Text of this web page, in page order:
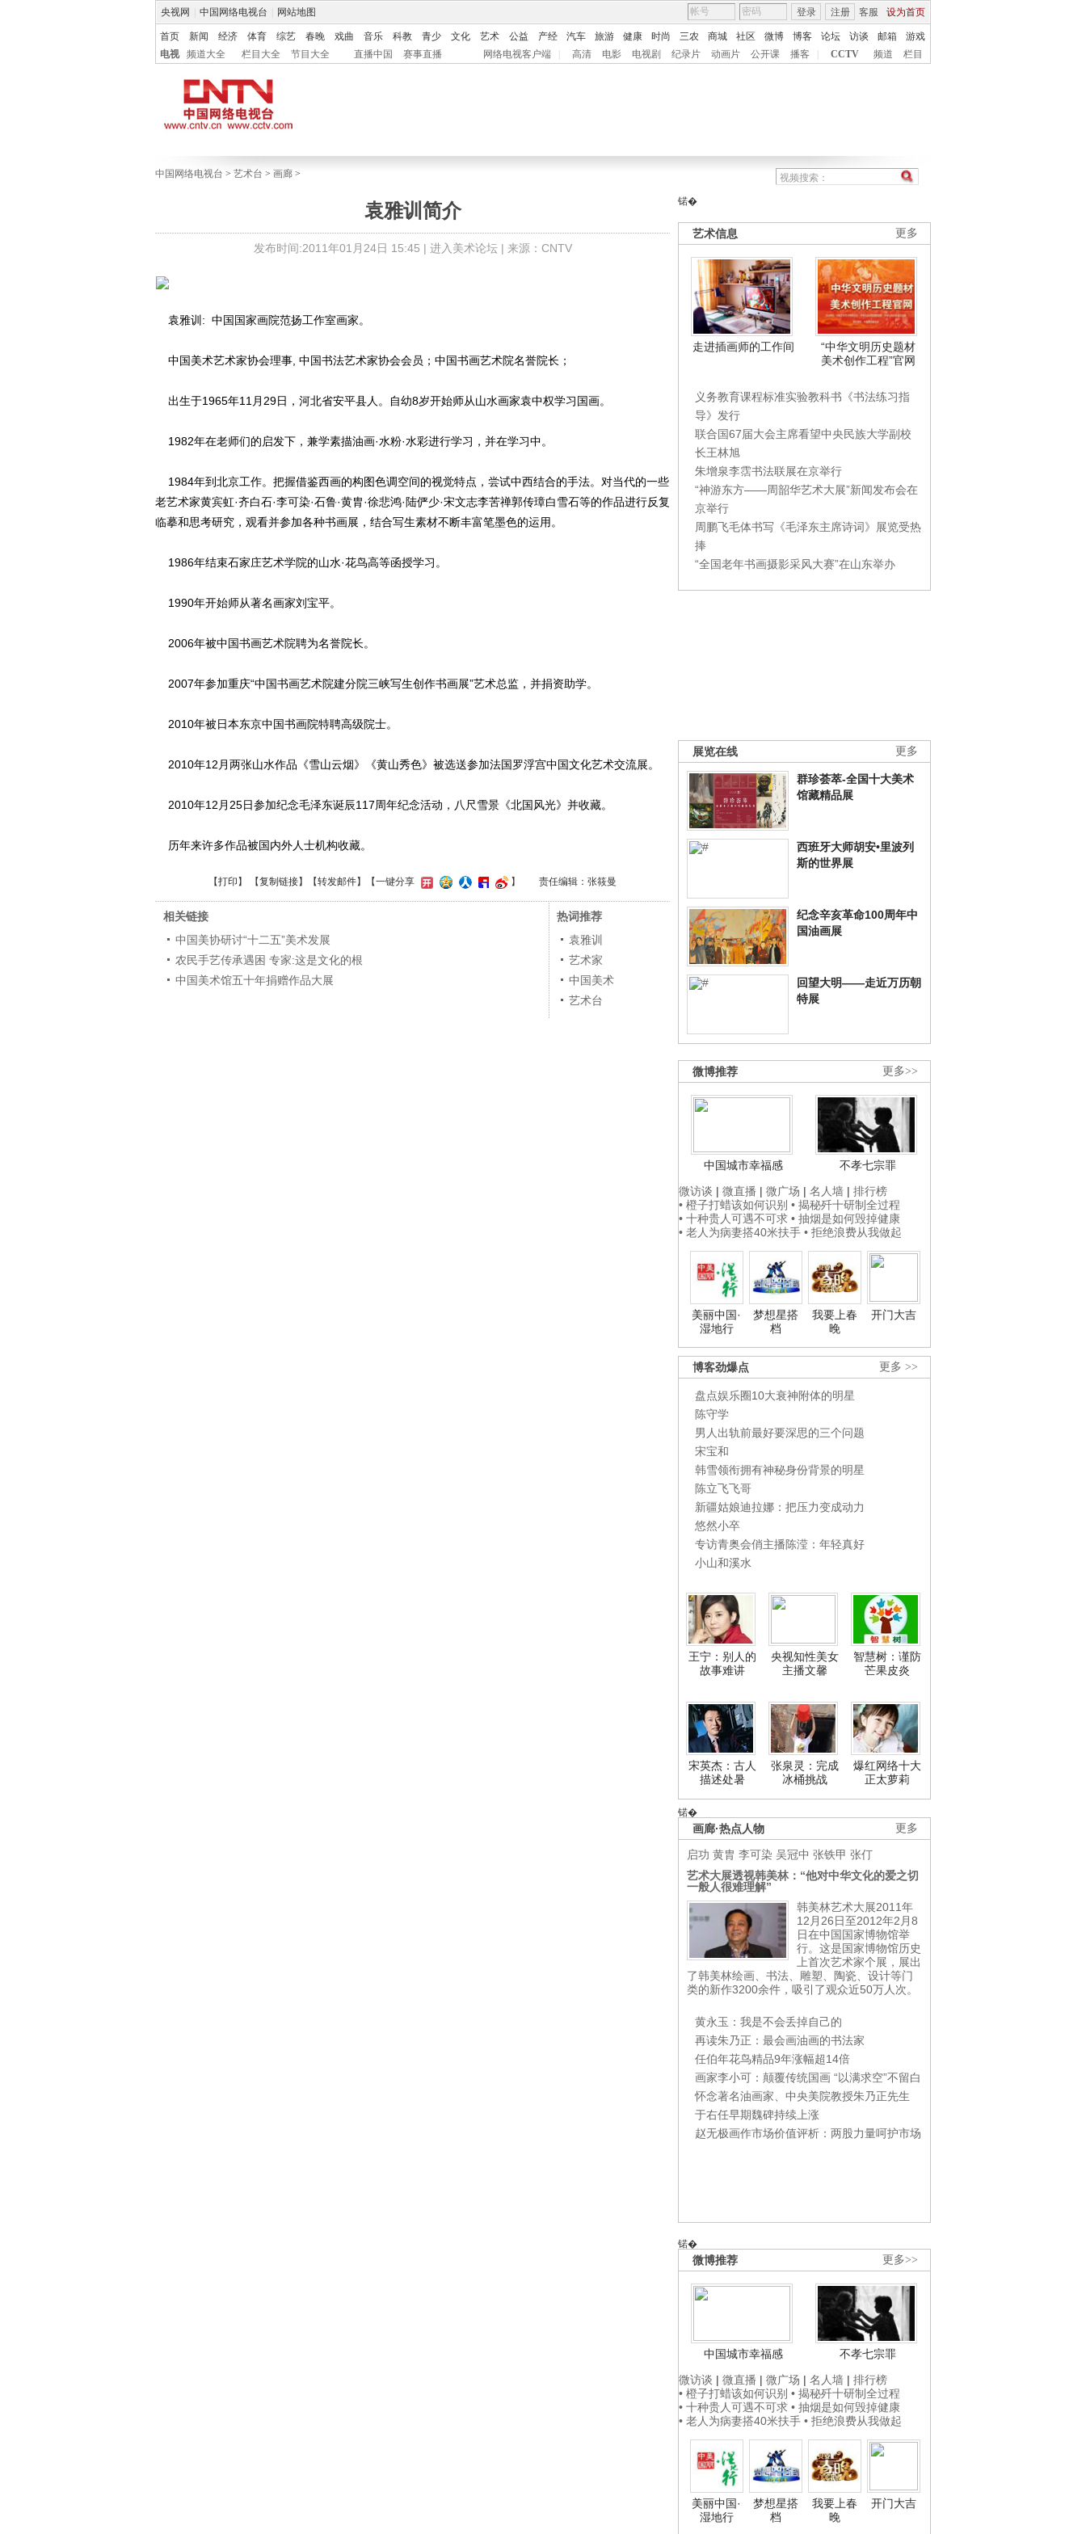
央视网 中国网络电视台 网站地图 客服 设为首页
登录 注册
首页 新闻 经济 体育 综艺 春晚 戏曲 音乐 科教 青少 文化 艺术 公益 产经 汽车 旅游 健康 时尚 三农 商城 社区 微博 博客 论坛 访谈 邮箱
游戏
电视
频道大全 栏目大全 节目大全 直播中国 赛事直播 网络电视客户端 高清 电影 电视剧 纪录片 动画片 公开课 播客 CCTV 频道 栏目
中国网络电视台 > 艺术台 > 画廊 >
袁雅训简介
发布时间:2011年01月24日 15:45 | 进入美术论坛| 来源：CNTV
锘�
更多
艺术信息
走进插画师的工作间
“中华文明历史题材
美术创作工程”官网
义务教育课程标准实验教科书《书法练习指
导》发行
联合国67届大会主席看望中央民族大学副校
长王林旭
朱增泉李霑书法联展在京举行
“神游东方——周韶华艺术大展”新闻发布会在
京举行
周鹏飞毛体书写《毛泽东主席诗词》展览受热
捧
“全国老年书画摄影采风大赛”在山东举办
更多
展览在线
群珍荟萃-全国十大美术
馆藏精品展
西班牙大师胡安•里波列
斯的世界展
纪念辛亥革命100周年中
国油画展
回望大明——走近万历朝
特展
更多>>
微博推荐
中国城市幸福感
不孝七宗罪
微访谈 | 微直播 | 微广场 | 名人墙 | 排行榜
• 橙子打蜡该如何识别 • 揭秘歼十研制全过程
• 十种贵人可遇不可求 • 抽烟是如何毁掉健康
• 老人为病妻搭40米扶手 • 拒绝浪费从我做起
美丽中国·
湿地行
梦想星搭
档
我要上春
晚
开门大吉
更多 >>
博客劲爆点
盘点娱乐圈10大衰神附体的明星
陈守学
男人出轨前最好要深思的三个问题
宋宝和
韩雪领衔拥有神秘身份背景的明星
陈立飞飞哥
新疆姑娘迪拉娜：把压力变成动力
悠然小卒
专访青奥会俏主播陈滢：年轻真好
小山和溪水
王宁：别人的
故事难讲
央视知性美女
主播文馨
智慧树：谨防
芒果皮炎
宋英杰：古人
描述处暑
张泉灵：完成
冰桶挑战
爆红网络十大
正太萝莉
锘�
更多
画廊·热点人物
启功 黄胄 李可染 吴冠中 张铁甲 张仃
艺术大展透视韩美林：“他对中华文化的爱之切
一般人很难理解”
韩美林艺术大展2011年
12月26日至2012年2月8
日在中国国家博物馆举
行。这是国家博物馆历史
上首次艺术家个展，展出
了韩美林绘画、书法、雕塑、陶瓷、设计等门
类的新作3200余件，吸引了观众近50万人次。
黄永玉：我是不会丢掉自己的
再读朱乃正：最会画油画的书法家
任伯年花鸟精品9年涨幅超14倍
画家李小可：颠覆传统国画 “以满求空”不留白
怀念著名油画家、中央美院教授朱乃正先生
于右任早期魏碑持续上涨
赵无极画作市场价值评析：两股力量呵护市场
锘�
更多>>
微博推荐
中国城市幸福感
不孝七宗罪
微访谈 | 微直播 | 微广场 | 名人墙 | 排行榜
• 橙子打蜡该如何识别 • 揭秘歼十研制全过程
• 十种贵人可遇不可求 • 抽烟是如何毁掉健康
• 老人为病妻搭40米扶手 • 拒绝浪费从我做起
美丽中国·
湿地行
梦想星搭
档
我要上春
晚
开门大吉
袁雅训: 中国国家画院范扬工作室画家。
中国美术艺术家协会理事, 中国书法艺术家协会会员；中国书画艺术院名誉院长；
出生于1965年11月29日，河北省安平县人。自幼8岁开始师从山水画家袁中权学习国画。
1982年在老师们的启发下，兼学素描油画·水粉·水彩进行学习，并在学习中。
1984年到北京工作。把握借鉴西画的构图色调空间的视觉特点，尝试中西结合的手法。对当代的一些
老艺术家黄宾虹·齐白石·李可染·石鲁·黄胄·徐悲鸿·陆俨少·宋文志李苦禅郭传璋白雪石等的作品进行反复
临摹和思考研究，观看并参加各种书画展，结合写生素材不断丰富笔墨色的运用。
1986年结束石家庄艺术学院的山水·花鸟高等函授学习。
1990年开始师从著名画家刘宝平。
2006年被中国书画艺术院聘为名誉院长。
2007年参加重庆“中国书画艺术院建分院三峡写生创作书画展”艺术总监，并捐资助学。
2010年被日本东京中国书画院特聘高级院士。
2010年12月两张山水作品《雪山云烟》《黄山秀色》被选送参加法国罗浮宫中国文化艺术交流展。
2010年12月25日参加纪念毛泽东诞辰117周年纪念活动，八尺雪景《北国风光》并收藏。
历年来许多作品被国内外人士机构收藏。
【打印 】 【复制链接】【转发邮件】 【一键分享 】 责任编辑：张筱曼
相关链接
中国美协研讨“十二五”美术发展
农民手艺传承遇困 专家:这是文化的根
中国美术馆五十年捐赠作品大展
热词推荐
袁雅训
艺术家
中国美术
艺术台